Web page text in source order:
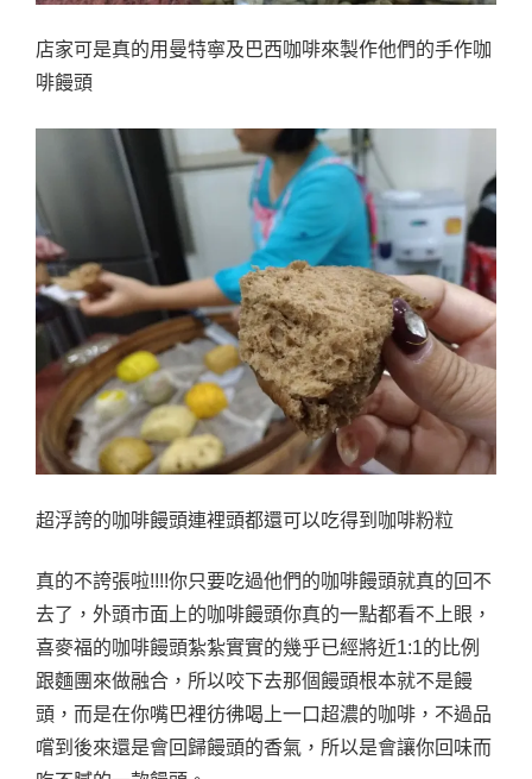
店家可是真的用曼特寧及巴西咖啡來製作他們的手作咖
啡饅頭
超浮誇的咖啡饅頭連裡頭都還可以吃得到咖啡粉粒
真的不誇張啦!!!!你只要吃過他們的咖啡饅頭就真的回不
去了，外頭市面上的咖啡饅頭你真的一點都看不上眼，
喜麥福的咖啡饅頭紮紮實實的幾乎已經將近1:1的比例
跟麵團來做融合，所以咬下去那個饅頭根本就不是饅
頭，而是在你嘴巴裡彷彿喝上一口超濃的咖啡，不過品
嚐到後來還是會回歸饅頭的香氣，所以是會讓你回味而